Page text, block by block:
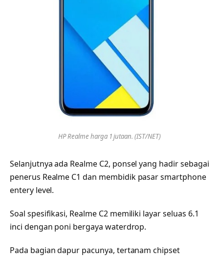
HP Realme harga 1 jutaan. (IST/NET)
Selanjutnya ada Realme C2, ponsel yang hadir sebagai
penerus Realme C1 dan membidik pasar smartphone
entery level.
Soal spesifikasi, Realme C2 memiliki layar seluas 6.1
inci dengan poni bergaya waterdrop.
Pada bagian dapur pacunya, tertanam chipset